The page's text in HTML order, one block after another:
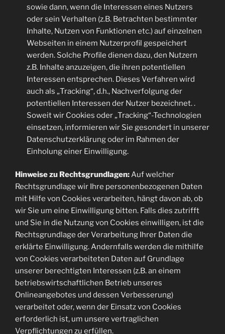
sowie dann, wenn die Interessen eines Nutzers
oder sein Verhalten (z.B. Betrachten bestimmter
Inhalte, Nutzen von Funktionen etc.) auf einzelnen
Webseiten in einem Nutzerprofil gespeichert
werden. Solche Profile dienen dazu, den Nutzern
z.B. Inhalte anzuzeigen, die ihren potentiellen
Interessen entsprechen. Dieses Verfahren wird
auch als „Tracking“, d.h., Nachverfolgung der
potentiellen Interessen der Nutzer bezeichnet. .
Soweit wir Cookies oder „Tracking“-Technologien
einsetzen, informieren wir Sie gesondert in unserer
Datenschutzerklärung oder im Rahmen der
Einholung einer Einwilligung.
Hinweise zu Rechtsgrundlagen:Auf welcher
Rechtsgrundlage wir Ihre personenbezogenen Daten
mit Hilfe von Cookies verarbeiten, hängt davon ab, ob
wir Sie um eine Einwilligung bitten. Falls dies zutrifft
und Sie in die Nutzung von Cookies einwilligen, ist die
Rechtsgrundlage der Verarbeitung Ihrer Daten die
erklärte Einwilligung. Andernfalls werden die mithilfe
von Cookies verarbeiteten Daten auf Grundlage
unserer berechtigten Interessen (z.B. an einem
betriebswirtschaftlichen Betrieb unseres
Onlineangebotes und dessen Verbesserung)
verarbeitet oder, wenn der Einsatz von Cookies
erforderlich ist, um unsere vertraglichen
Verpflichtungen zu erfüllen.